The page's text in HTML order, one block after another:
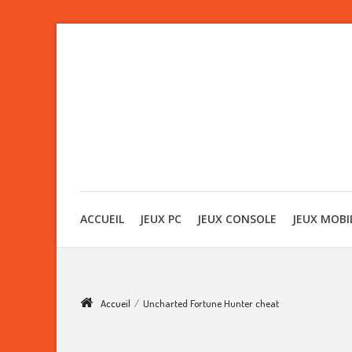
ACCUEIL JEUX PC JEUX CONSOLE JEUX
Accueil / Uncharted Fortune Hunter cheat